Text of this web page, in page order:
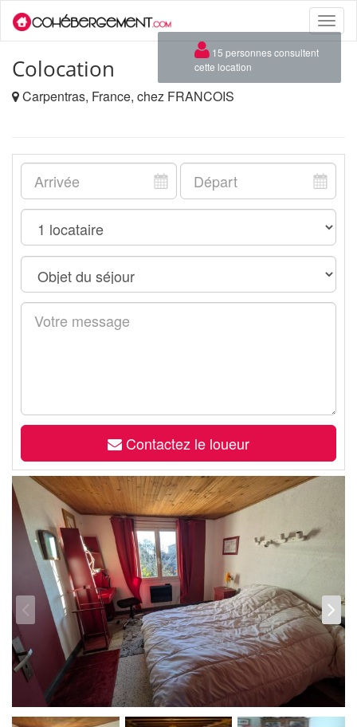
Toggle
Colocation
Carpentras, France, chez FRANCOIS
Contactez le loueur
×
15 personnes consultent
cette location